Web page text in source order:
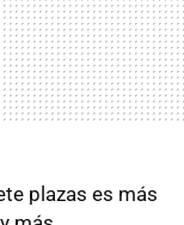
plazas es más